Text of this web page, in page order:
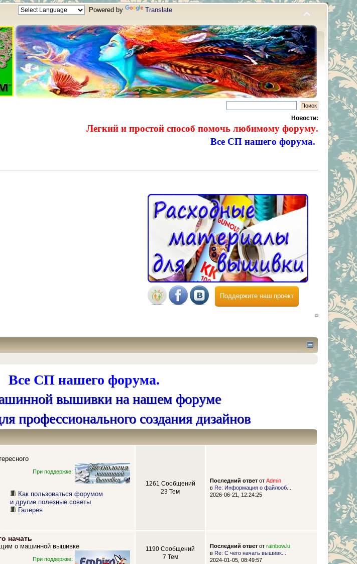
Powered by Translate
Новости:
Легкий и простой способ помочь любимому форуму.
Все СП нашего форума.
Поддержите наш проект
Все СП нашего форума.
вышивки на нашем форуме
профессионального создания дизайнов
При поддержке:
Как пользоваться форумом
и другие полезные советы
Галерея
1261 Сообщений
23 Тем
Последний ответот Admin
в Re: Информация о файлооб...
2026-06-21, 12:24:25
начать
о машинной вышивке
При поддержке:
1190 Сообщений
7 Тем
Последний ответот rainbow.lu
в Re: С чего начать вышивк...
2024-01-05, 08:49:57